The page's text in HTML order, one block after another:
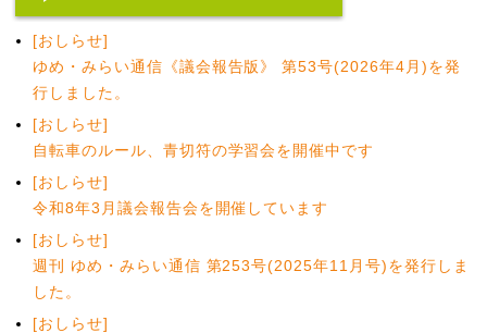
[おしらせ]
ゆめ・みらい通信《議会報告版》 第53号(2026年4月)を発
行しました。
[おしらせ]
自転車のルール、青切符の学習会を開催中です
[おしらせ]
令和8年3月議会報告会を開催しています
[おしらせ]
週刊 ゆめ・みらい通信 第253号(2025年11月号)を発行しま
した。
[おしらせ]